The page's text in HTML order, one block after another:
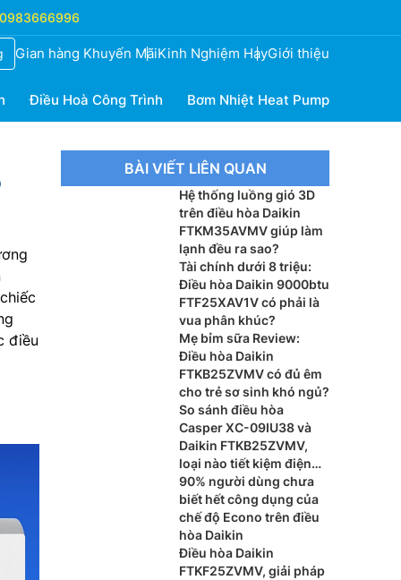
Gian hàng Khuyến MãiKinh Nghiệm HayGiới thiệu
Điều Hoà Công Trình Bơm Nhiệt Heat Pump
điều
BÀI VIẾT LIÊN QUAN
Hệ thống luồng gió 3D
trên điều hòa Daikin
FTKM35AVMV giúp làm
lạnh đều ra sao?
Tài chính dưới 8 triệu:
Điều hòa Daikin 9000btu
FTF25XAV1V có phải là
vua phân khúc?
Mẹ bỉm sữa Review:
Điều hòa Daikin
FTKB25ZVMV có đủ êm
cho trẻ sơ sinh khó ngủ?
So sánh điều hòa
Casper XC-09IU38 và
Daikin FTKB25ZVMV,
loại nào tiết kiệm điện
tốt hơn?
90% người dùng chưa
biết hết công dụng của
chế độ Econo trên điều
hòa Daikin
Điều hòa Daikin
FTKF25ZVMV, giải pháp